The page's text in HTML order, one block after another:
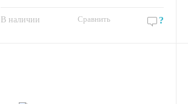
В наличии Сравнить ?